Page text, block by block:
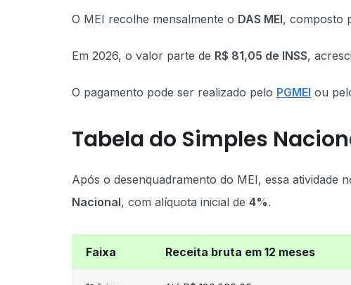
O MEI recolhe mensalmente o DAS MEI, composto
Em 2026, o valor parte de R$ 81,05 de INSS,
O pagamento pode ser realizado pelo PGMEI ou
Tabela do Simples
Após o desenquadramento do MEI, essa atividade
Nacional, com alíquota inicial de 4%.
Faixa Receita bruta em 12 meses